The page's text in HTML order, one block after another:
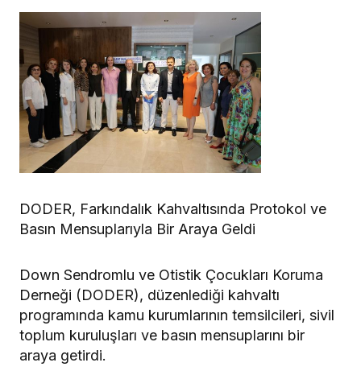
DODER, Farkındalık Kahvaltısında Protokol ve
Basın Mensuplarıyla Bir Araya Geldi
Down Sendromlu ve Otistik Çocukları Koruma
Derneği (DODER), düzenlediği kahvaltı
programında kamu kurumlarının temsilcileri, sivil
toplum kuruluşları ve basın mensuplarını bir
araya getirdi.